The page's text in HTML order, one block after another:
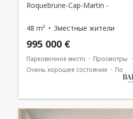
Roquebrune-Cap-Martin -
48 m² 3местные жители
995 000 €
Парковочное место
Просмотры
Очень хорошее состояние
Погреб